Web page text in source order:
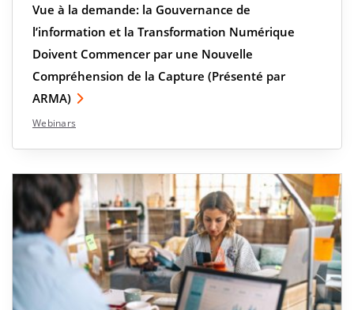
Vue à la demande: la Gouvernance de
l’information et la Transformation Numérique
Doivent Commencer par une Nouvelle
Compréhension de la Capture (Présenté par
ARMA)
Webinars